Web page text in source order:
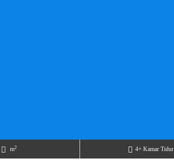
m2 4+ Kamar Tidur